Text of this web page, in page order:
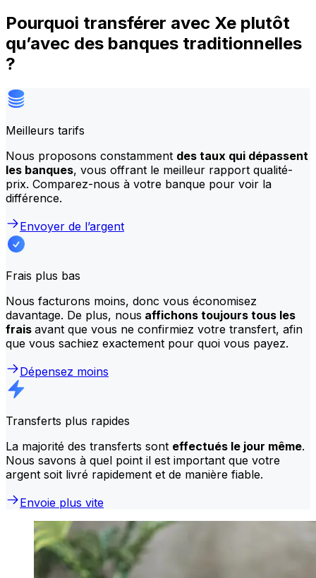
Pourquoi transférer avec Xe plutôt
qu’avec des banques traditionnelles
?
Meilleurs tarifs
Nous proposons constamment des taux qui dépassent
les banques, vous offrant le meilleur rapport qualité-
prix. Comparez-nous à votre banque pour voir la
différence.
Envoyer de l’argent
Frais plus bas
Nous facturons moins, donc vous économisez
davantage. De plus, nous affichons toujours tous les
frais avant que vous ne confirmiez votre transfert, afin
que vous sachiez exactement pour quoi vous payez.
Dépensez moins
Transferts plus rapides
La majorité des transferts sont effectués le jour même.
Nous savons à quel point il est important que votre
argent soit livré rapidement et de manière fiable.
Envoie plus vite